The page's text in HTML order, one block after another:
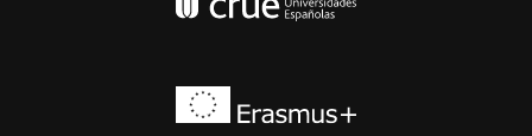
Conferencia de